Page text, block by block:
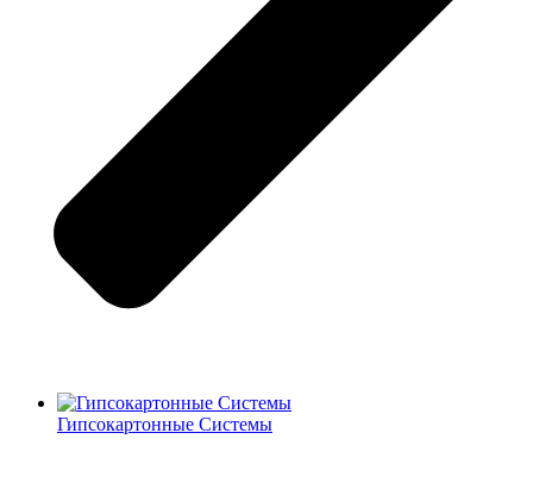
Гипсокартонные Системы